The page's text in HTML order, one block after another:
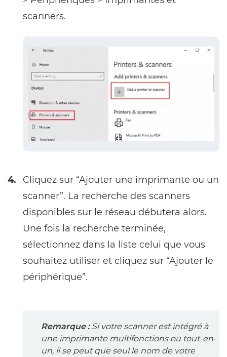
scanners.
4.
Cliquez sur “Ajouter une imprimante ou un
scanner”. La recherche des scanners
disponibles sur le réseau débutera alors.
Une fois la recherche terminée,
sélectionnez dans la liste celui que vous
souhaitez utiliser et cliquez sur “Ajouter le
périphérique”.
Remarque :Si votre scanner est intégré à
une imprimante multifonctions ou tout-en-
un, il se peut que seul le nom de votre